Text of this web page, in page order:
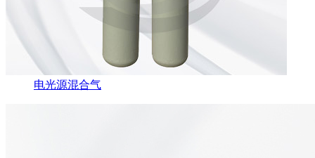
电光源混合气